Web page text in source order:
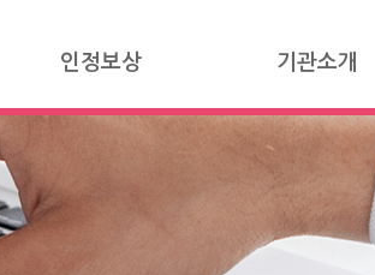
인정보상 기관소개